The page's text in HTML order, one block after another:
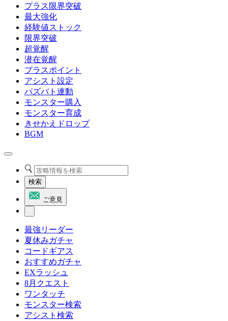
プラス限界突破
最大強化
経験値ストック
限界突破
超覚醒
潜在覚醒
プラスポイント
アシスト設定
パズバト連動
モンスター購入
モンスター育成
きせかえドロップ
BGM
検索
ご意見
最強リーダー
夏休みガチャ
コードギアス
おすすめガチャ
EXラッシュ
8月クエスト
ワンタッチ
モンスター検索
アシスト検索